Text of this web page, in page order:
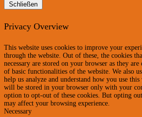
Schließen
Privacy Overview
This website uses cookies to improve your
through the website. Out of these, the cookies
necessary are stored on your browser as they
of basic functionalities of the website. We also
help us analyze and understand how you use this
will be stored in your browser only with your
option to opt-out of these cookies. But opting
may affect your browsing experience.
Necessary